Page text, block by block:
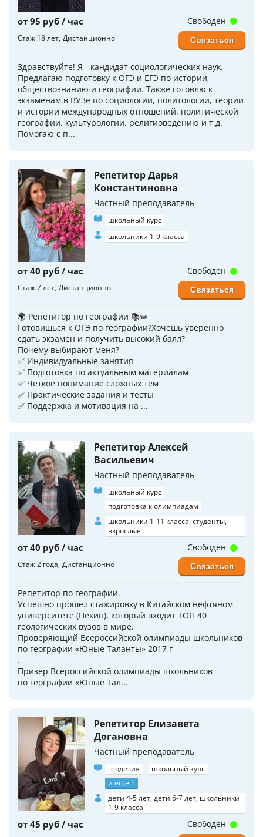
от 95 руб / час
Стаж 18 лет Дистанционно
Здравствуйте! Я - кандидат социологических наук.
Предлагаю подготовку к ОГЭ и ЕГЭ по истории,
обществознанию и географии. Также готовлю к
экзаменам в ВУЗе по социологии, политологии, теории
и истории международных отношений, политической
географии, культурологии, религиоведению и т.д.
Помогаю с п...
Свободен
Связаться
Репетитор Дарья
Константиновна
Частный преподаватель
школьный курс
школьники 1-9 класса
от 40 руб / час
Стаж 7 лет Дистанционно
🌍 Репетитор по географии 📚✏️
Готовишься к ОГЭ по географии?Хочешь уверенно
сдать экзамен и получить высокий балл?
Почему выбирают меня?
✅ Индивидуальные занятия
✅ Подготовка по актуальным материалам
✅ Четкое понимание сложных тем
✅ Практические задания и тесты
✅ Поддержка и мотивация на ...
Свободен
Связаться
Репетитор Алексей
Васильевич
Частный преподаватель
школьный курс
подготовка к олимпиадам
школьники 1-11 класса, студенты,
взрослые
от 40 руб / час
Стаж 2 года Дистанционно
Репетитор по географии.
Успешно прошел стажировку в Китайском нефтяном
университете (Пекин), который входит ТОП 40
геологических вузов в мире.
Проверяющий Всероссийской олимпиады школьников
по географии «Юные Таланты» 2017 г
.
Призер Всероссийской олимпиады школьников
по географии «Юные Тал...
Свободен
Связаться
Репетитор Елизавета
Догановна
Частный преподаватель
геодезия
школьный курс
и еще 1
дети 4-5 лет, дети 6-7 лет, школьники
1-9 класса
от 45 руб / час Свободен